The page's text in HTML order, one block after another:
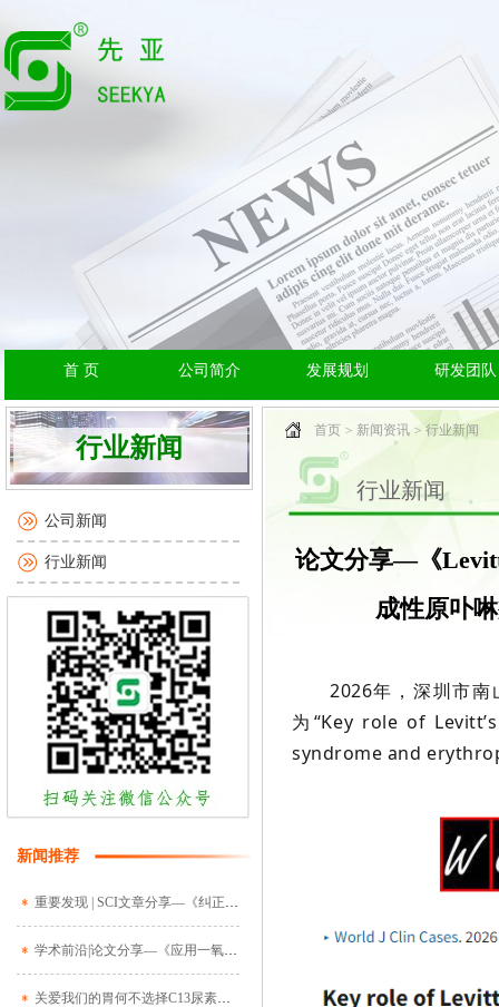
首 页 公司简介 发展规划 研发团队
行业新闻
公司新闻
行业新闻
新闻推荐
重要发现 | SCI文章分享—《纠正T2DM患者红细胞寿命缩短对HbA1c检测值的影响：建模和内外验证》（译）
学术前沿|论文分享—《应用一氧化碳呼吸试验探讨高血糖对红细胞寿命影响的可逆性》
关爱我们的胃何不选择C13尿素呼气诊断
首页 新闻资讯 行业新闻
行业新闻
论文分享—《
成性原卟
2026年，深圳市
为“Key role of
syndrome and